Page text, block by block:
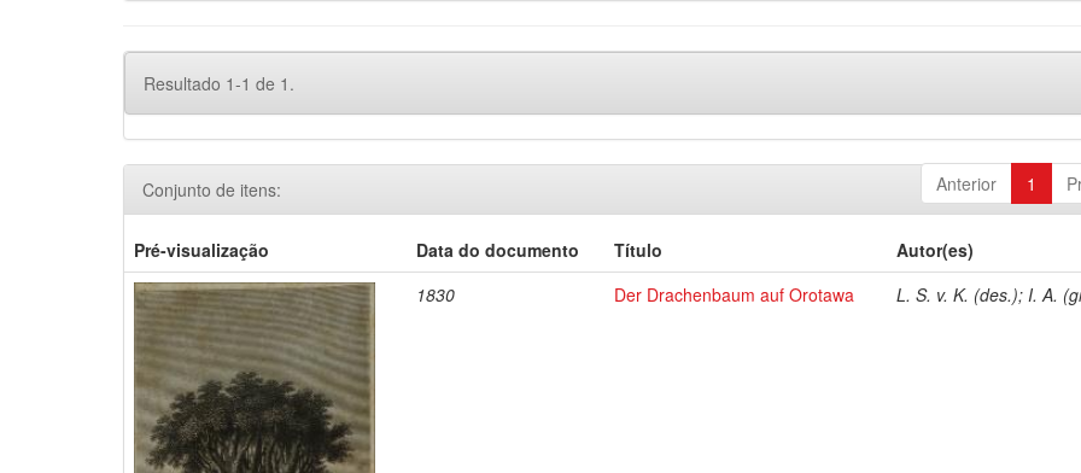
Resultado 1-1 de 1.
Anterior 1
Conjunto de itens:
Pré-visualização Data do documento Título
Autor(es)
1830
Der Drachenbaum auf Orotawa L. S. v. K. (des.); I. A.